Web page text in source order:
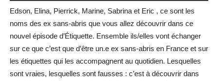
Edson, Elina, Pierrick, Marine, Sabrina et Eric , ce sont les
noms des ex sans-abris que vous allez découvrir dans ce
nouvel épisode d’Étiquette. Ensemble ils/elles vont échanger
sur ce que c’est que d’être un.e ex sans-abris en France et sur
les étiquettes qui les accompagnent au quotidien. Lesquelles
sont vraies, lesquelles sont fausses : c’est à découvrir dans